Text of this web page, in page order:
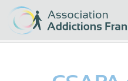
Panneau de gestion des cookies